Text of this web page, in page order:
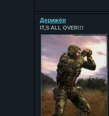
Дерижёр
IT,S ALL OVER!!!